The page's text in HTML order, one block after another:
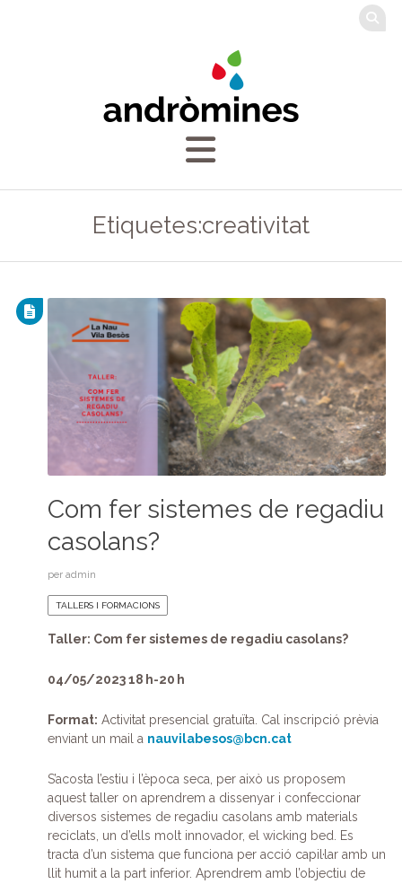
Etiquetes:creativitat
Com fer sistemes de regadiu
casolans?
per admin
TALLERS I FORMACIONS
Taller: Com fer sistemes de regadiu casolans?
04/05/2023 18 h-20 h
Format: Activitat presencial gratuïta. Cal inscripció prèvia
enviant un mail a nauvilabesos@bcn.cat
S’acosta l’estiu i l’època seca, per això us proposem
aquest taller on aprendrem a dissenyar i confeccionar
diversos sistemes de regadiu casolans amb materials
reciclats, un d’ells molt innovador, el wicking bed. Es
tracta d’un sistema que funciona per acció capil·lar amb un
llit humit a la part inferior. Aprendrem amb l’objectiu de